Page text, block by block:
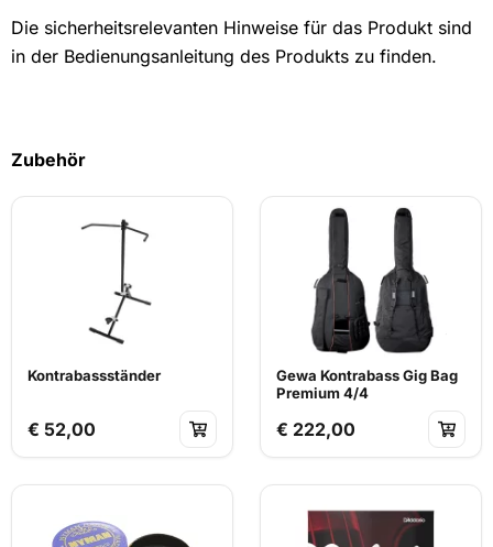
Die sicherheitsrelevanten Hinweise für das Produkt sind
in der Bedienungsanleitung des Produkts zu finden.
Zubehör
Kontrabassständer
€ 52,00
Gewa Kontrabass Gig Bag
Premium 4/4
€ 222,00